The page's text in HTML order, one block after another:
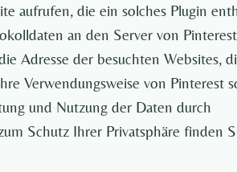
aufrufen, die ein solches Plugin
an den Server von
Adresse der besuchten Websites,
Verwendungsweise von Pinterest
und Nutzung der Daten durch
Schutz Ihrer Privatsphäre finden